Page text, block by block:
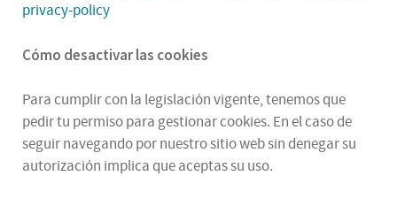
privacy-policy
Cómo desactivar las cookies
Para cumplir con la legislación vigente, tenemos que
pedir tu permiso para gestionar cookies. En el caso de
seguir navegando por nuestro sitio web sin denegar su
autorización implica que aceptas su uso.